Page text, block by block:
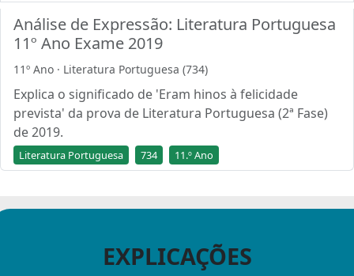
Análise de Expressão: Literatura Portuguesa
11º Ano Exame 2019
11º Ano · Literatura Portuguesa (734)
Explica o significado de 'Eram hinos à felicidade
prevista' da prova de Literatura Portuguesa (2ª Fase)
de 2019.
Literatura Portuguesa 734 11.º Ano
EXPLICAÇÕES